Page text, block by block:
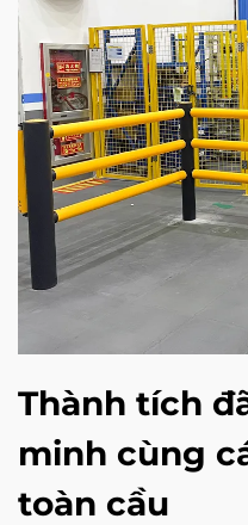
Thành tích
minh cùng
toàn cầu